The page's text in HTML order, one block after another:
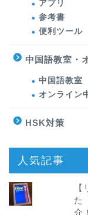
アプリ
参考書
便利ツール
中国語教室・
中国語教室
オンライン
HSK対策
人気記事
た
介！